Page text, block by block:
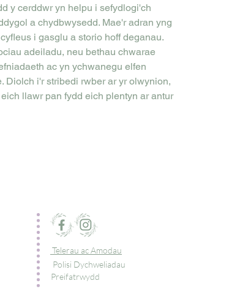
y cerddwr yn helpu i sefydlogi'ch
a chydbwysedd. Mae'r adran yng
i gasglu a storio hoff deganau.
adeiladu, neu bethau chwarae
ac yn ychwanegu elfen
Diolch i'r stribedi rwber ar yr olwynion,
llawr pan fydd eich plentyn ar antur
Telerau ac Amodau
Polisi Dychweliadau
Preifatrwydd